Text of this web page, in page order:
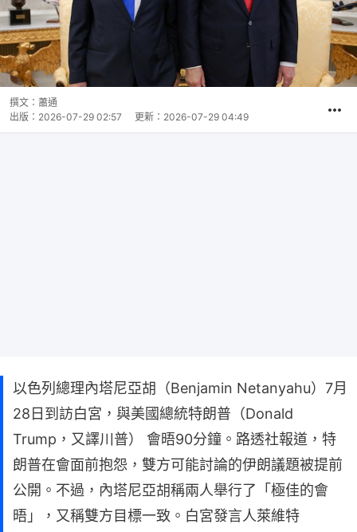
撰文： 蕭通
出版： 2026-07-29 02:57 更新： 2026-07-29 04:49
以色列總理內塔尼亞胡（Benjamin Netanyahu）7月
28日到訪白宮，與美國總統特朗普（Donald
Trump，又譯川普） 會晤90分鐘。路透社報道，特
朗普在會面前抱怨，雙方可能討論的伊朗議題被提前
公開。不過，內塔尼亞胡稱兩人舉行了「極佳的會
晤」，又稱雙方目標一致。白宮發言人萊維特